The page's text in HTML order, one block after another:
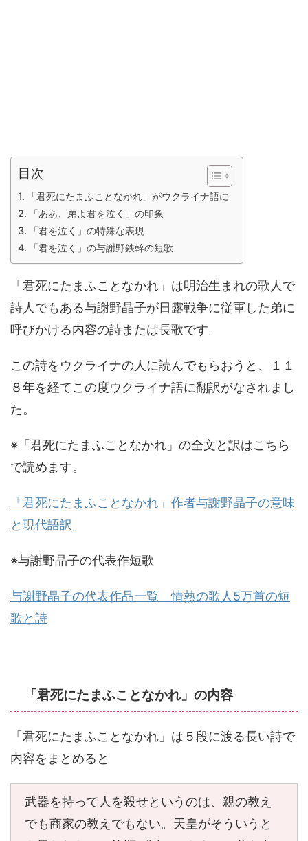
目次
「君死にたまふことなかれ」がウクライナ語に
「ああ、弟よ君を泣く」の印象
「君を泣く」の特殊な表現
「君を泣く」の与謝野鉄幹の短歌
「君死にたまふことなかれ」は明治生まれの歌人で
詩人でもある与謝野晶子が日露戦争に従軍した弟に
呼びかける内容の詩または長歌です。
この詩をウクライナの人に読んでもらおうと、１１
８年を経てこの度ウクライナ語に翻訳がなされまし
た。
※「君死にたまふことなかれ」の全文と訳はこちら
で読めます。
「君死にたまふことなかれ」作者与謝野晶子の意味
と現代語訳
※与謝野晶子の代表作短歌
与謝野晶子の代表作品一覧 情熱の歌人5万首の短
歌と詩
「君死にたまふことなかれ」の内容
「君死にたまふことなかれ」は５段に渡る長い詩で
内容をまとめると
武器を持って人を殺せというのは、親の教え
でも商家の教えでもない。天皇がそういうと